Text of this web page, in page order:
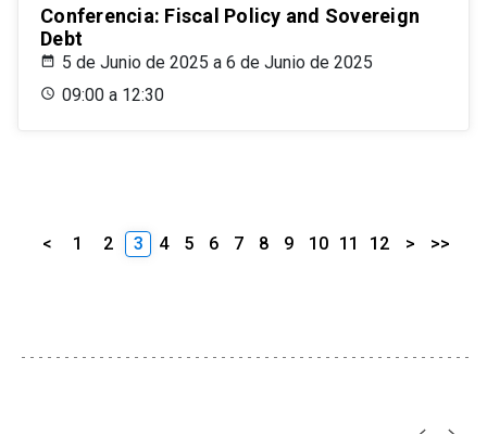
Conferencia: Fiscal Policy and Sovereign
Debt
5 de Junio de 2025 a 6 de Junio de 2025
09:00 a 12:30
< 1 2 3 4 5 6 7 8 9 10 11 12 > >>